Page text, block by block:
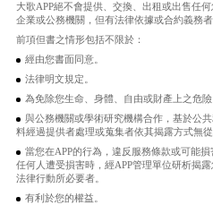
大歌APP絕不會提供、交換、出租或出售任
企業或公務機關，但有法律依據或合約義務者
前項但書之情形包括不限於：
經由您書面同意。
法律明文規定。
為免除您生命、身體、自由或財產上之危險
與公務機關或學術研究機構合作，基於公
料經過提供者處理或蒐集者依其揭露方式無從
當您在APP的行為，違反服務條款或可能
任何人遭受損害時，經APP管理單位研析揭
法律行動所必要者。
有利於您的權益。